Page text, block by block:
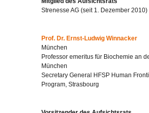
Strenesse AG (seit 1. Dezember 2010)
Prof. Dr. Ernst-Ludwig Winnacker
München
Professor emeritus für Biochemie an
München
Secretary General HFSP Human
Program, Strasbourg